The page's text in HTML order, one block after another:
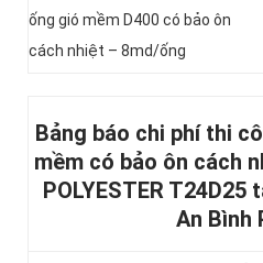
ống gió mềm D400 có bảo ôn
cách nhiệt – 8md/ống
Bảng báo chi phí thi
mềm có bảo ôn cách
POLYESTER T24D25
An Bình